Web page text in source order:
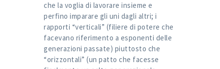
che la voglia di lavorare insieme e
perfino imparare gli uni dagli altri; i
rapporti “verticali” (filiere di potere che
facevano riferimento a esponenti delle
generazioni passate) piuttosto che
“orizzontali” (un patto che facesse